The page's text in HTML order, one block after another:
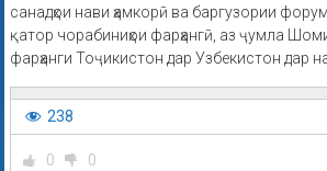
санадҳои нави ҳамкорӣ ва баргузории
қатор чорабиниҳои фарҳангӣ, аз ҷумла
фарҳанги Тоҷикистон дар Узбекистон дар
238
0 0